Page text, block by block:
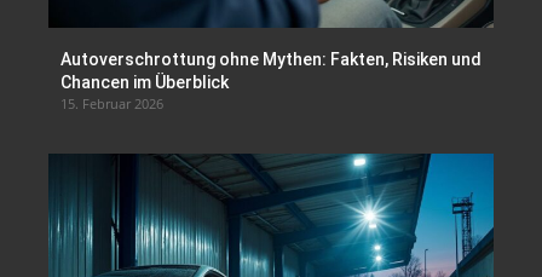
Autoverschrottung ohne Mythen: Fakten, Risiken und
Chancen im Überblick
15. Februar 2026